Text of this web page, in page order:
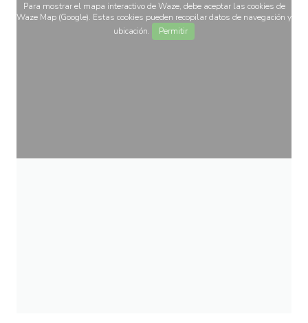
Para mostrar el mapa interactivo de Waze, debe aceptar las cookies de
Waze Map (Google). Estas cookies pueden recopilar datos de navegación y
ubicación.
Permitir